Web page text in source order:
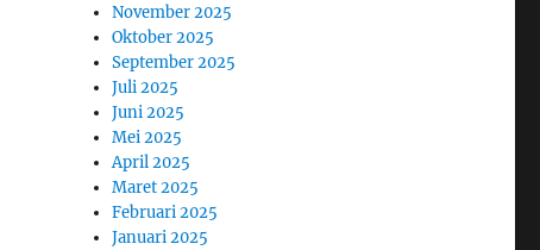
November 2025
Oktober 2025
September 2025
Juli 2025
Juni 2025
Mei 2025
April 2025
Maret 2025
Februari 2025
Januari 2025